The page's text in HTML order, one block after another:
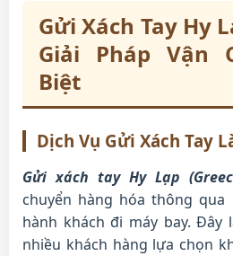
Gửi Xách Tay Hy
Giải Pháp Vận
Biệt
Dịch Vụ Gửi Xách Tay
Gửi xách tay Hy Lạp
chuyển hàng hóa thông qua
hành khách đi máy bay.
nhiều khách hàng lựa chọn